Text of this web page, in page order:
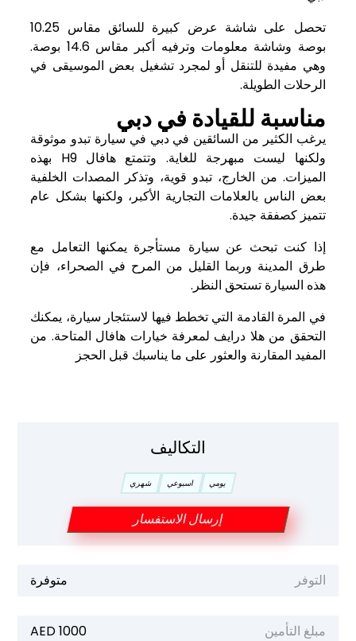
تحصل على شاشة عرض كبيرة للسائق مقاس 10.25
بوصة وشاشة معلومات وترفيه أكبر مقاس 14.6 بوصة.
وهي مفيدة للتنقل أو لمجرد تشغيل بعض الموسيقى في
الرحلات الطويلة.
مناسبة للقيادة في دبي
يرغب الكثير من السائقين في دبي في سيارة تبدو موثوقة
ولكنها ليست مبهرجة للغاية. وتتمتع هافال H9 بهذه
الميزات. من الخارج، تبدو قوية، وتذكر المصدات الخلفية
بعض الناس بالعلامات التجارية الأكبر، ولكنها بشكل عام
تتميز كصفقة جيدة.
إذا كنت تبحث عن سيارة مستأجرة يمكنها التعامل مع
طرق المدينة وربما القليل من المرح في الصحراء، فإن
هذه السيارة تستحق النظر.
في المرة القادمة التي تخطط فيها لاستئجار سيارة، يمكنك
التحقق منهلا درايف لمعرفة خيارات هافال المتاحة. من
المفيد المقارنة والعثور على ما يناسبك قبل الحجز
التكاليف
يومي اسبوعي شهري
إرسال الاستفسار
التوفر متوفرة
مبلغ التأمين 1000 AED